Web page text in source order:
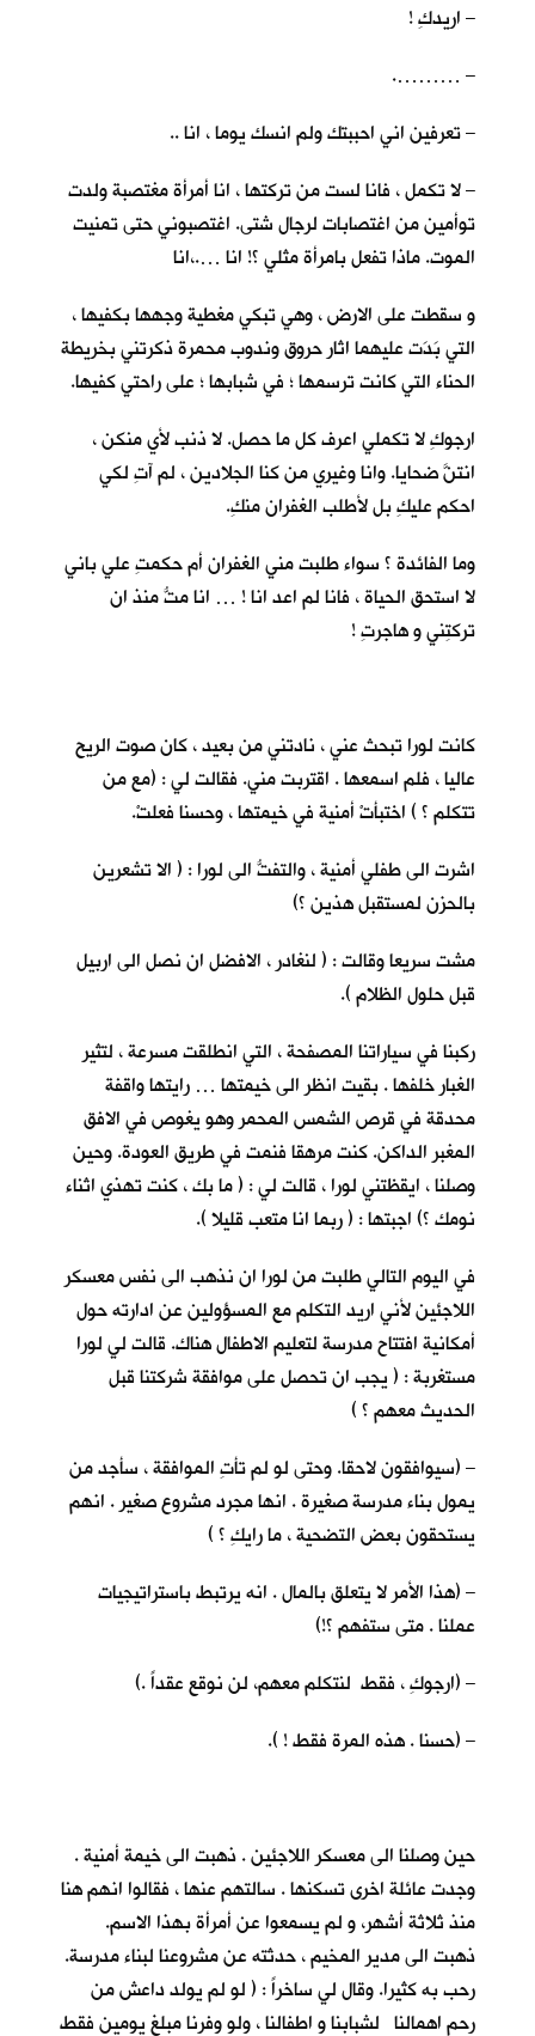
– اريدكِ !
– ……….
– تعرفين اني احببتك ولم انسك يوما ، انا ..
– لا تكمل ، فانا لست من تركتها ، انا أمرأة مغتصبة ولدت
توأمين من اغتصابات لرجال شتى. اغتصبوني حتى تمنيت
الموت. ماذا تفعل بامرأة مثلي ؟! انا ….،انا
و سقطت على الارض ، وهي تبكي مغطية وجهها بكفيها ،
التي بَدَت عليهما اثار حروق وندوب محمرة ذكرتني بخريطة
الحناء التي كانت ترسمها ؛ في شبابها ؛ على راحتي كفيها.
ارجوكِ لا تكملي اعرف كل ما حصل. لا ذنب لأي منكن ،
انتنَّ ضحايا. وانا وغيري من كنا الجلادين ، لم آتِ لكي
احكم عليكِ بل لأطلب الغفران منكِ.
وما الفائدة ؟ سواء طلبت مني الغفران أم حكمتِ علي باني
لا استحق الحياة ، فانا لم اعد انا ! … انا متُّ منذ ان
تركتِني و هاجرتِ !
كانت لورا تبحث عني ، نادتني من بعيد ، كان صوت الريح
عاليا ، فلم اسمعها . اقتربت مني. فقالت لي : (مع من
تتكلم ؟ ) اختبأتْ أمنية في خيمتها ، وحسنا فعلتْ.
اشرت الى طفلي أمنية ، والتفتُّ الى لورا : ( الا تشعرين
بالحزن لمستقبل هذين ؟)
مشت سريعا وقالت : ( لنغادر ، الافضل ان نصل الى اربيل
قبل حلول الظلام ).
ركبنا في سياراتنا المصفحة ، التي انطلقت مسرعة ، لتثير
الغبار خلفها . بقيت انظر الى خيمتها … رايتها واقفة
محدقة في قرص الشمس المحمر وهو يغوص في الافق
المغبر الداكن. كنت مرهقا فنمت في طريق العودة. وحين
وصلنا ، ايقظتني لورا ، قالت لي : ( ما بك ، كنت تهذي اثناء
نومك ؟) اجبتها : ( ربما انا متعب قليلا ).
في اليوم التالي طلبت من لورا ان نذهب الى نفس معسكر
اللاجئين لأني اريد التكلم مع المسؤولين عن ادارته حول
أمكانية افتتاح مدرسة لتعليم الاطفال هناك. قالت لي لورا
مستغربة : ( يجب ان تحصل على موافقة شركتنا قبل
الحديث معهم ؟ )
– (سيوافقون لاحقا. وحتى لو لم تأتِ الموافقة ، سأجد من
يمول بناء مدرسة صغيرة . انها مجرد مشروع صغير . انهم
يستحقون بعض التضحية ، ما رايكِ ؟ )
– (هذا الأمر لا يتعلق بالمال . انه يرتبط باستراتيجيات
عملنا . متى ستفهم ؟!)
– (ارجوكِ ، فقط لنتكلم معهم، لن نوقع عقداً .)
– (حسنا . هذه المرة فقط ! ).
حين وصلنا الى معسكر اللاجئين . ذهبت الى خيمة أمنية .
وجدت عائلة اخرى تسكنها . سالتهم عنها ، فقالوا انهم هنا
منذ ثلاثة أشهر، و لم يسمعوا عن أمرأة بهذا الاسم.
ذهبت الى مدير المخيم ، حدثته عن مشروعنا لبناء مدرسة.
رحب به كثيرا. وقال لي ساخراً : ( لو لم يولد داعش من
رحم اهمالنا لشبابنا و اطفالنا ، ولو وفرنا مبلغ يومين فقط